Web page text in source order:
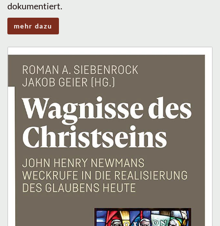
dokumentiert.
mehr dazu